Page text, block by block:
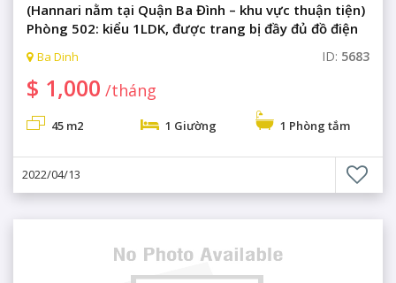
(Hannari nằm tại Quận Ba Đình – khu vực thuận tiện)
Phòng 502: kiểu 1LDK, được trang bị đầy đủ đồ điện
Ba Dinh ID: 5683
$ 1,000 /tháng
45 m2 1 Giường 1 Phòng tắm
2022/04/13